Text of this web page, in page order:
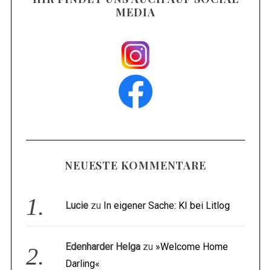
MEDIA
NEUESTE KOMMENTARE
Lucie zu In eigener Sache: KI bei Litlog
Edenharder Helga zu »Welcome Home
Darling«